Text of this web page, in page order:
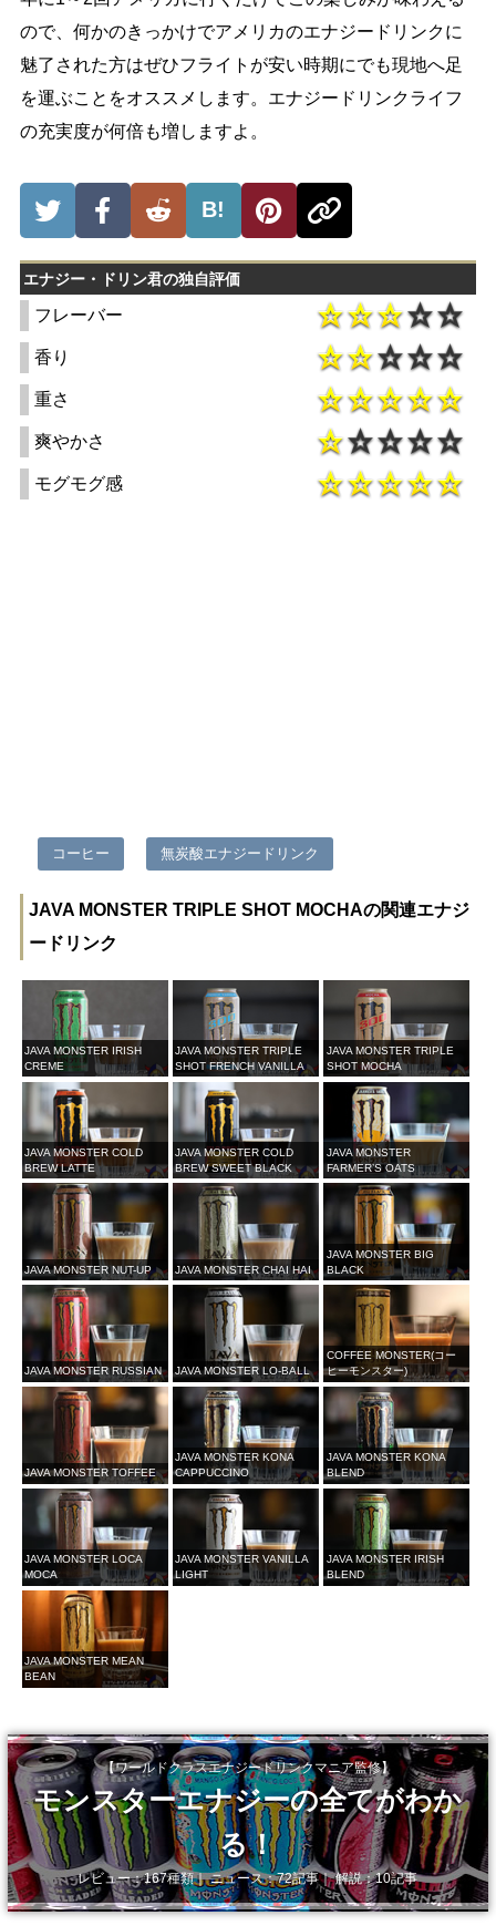
ので、何かのきっかけでアメリカのエナジードリンクに
魅了された方はぜひフライトが安い時期にでも現地へ足
を運ぶことをオススメします。エナジードリンクライフ
の充実度が何倍も増しますよ。
B!
エナジー・ドリン君の独自評価
フレーバー
香り
重さ
爽やかさ
モグモグ感
コーヒー 無炭酸エナジードリンク
JAVA MONSTER TRIPLE SHOT MOCHAの関連エナジ
ードリンク
JAVA MONSTER IRISH
CREME
JAVA MONSTER TRIPLE
SHOT FRENCH VANILLA
JAVA MONSTER TRIPLE
SHOT MOCHA
JAVA MONSTER COLD
BREW LATTE
JAVA MONSTER COLD
BREW SWEET BLACK
JAVA MONSTER
FARMER’S OATS
JAVA MONSTER NUT-UP JAVA MONSTER CHAI HAI
JAVA MONSTER BIG
BLACK
JAVA MONSTER RUSSIAN JAVA MONSTER LO-BALL
COFFEE MONSTER(コー
ヒーモンスター)
JAVA MONSTER TOFFEE
JAVA MONSTER KONA
CAPPUCCINO
JAVA MONSTER KONA
BLEND
JAVA MONSTER LOCA
MOCA
JAVA MONSTER VANILLA
LIGHT
JAVA MONSTER IRISH
BLEND
JAVA MONSTER MEAN
BEAN
【ワールドクラスエナジードリンクマニア監修】
モンスターエナジーの全てがわか
る！
レビュー：167種類｜ ニュース：72記事｜ 解説：10記事